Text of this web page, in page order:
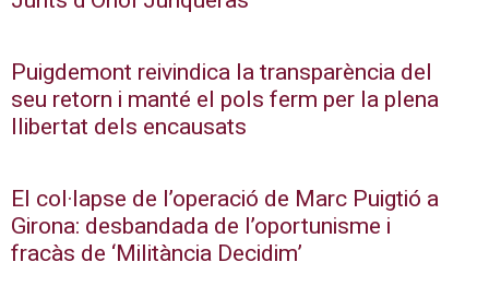
Puigdemont reivindica la transparència del
seu retorn i manté el pols ferm per la plena
llibertat dels encausats
El col·lapse de l’operació de Marc Puigtió a
Girona: desbandada de l’oportunisme i
fracàs de ‘Militància Decidim’